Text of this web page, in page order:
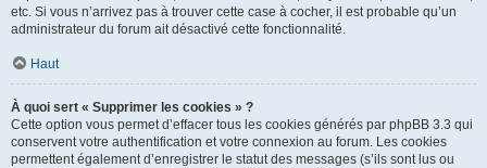
etc. Si vous n’arrivez pas à trouver cette case à cocher, il est probable qu’un
administrateur du forum ait désactivé cette fonctionnalité.
Haut
À quoi sert « Supprimer les cookies » ?
Cette option vous permet d’effacer tous les cookies générés par phpBB 3.3 qui
conservent votre authentification et votre connexion au forum. Les cookies
permettent également d’enregistrer le statut des messages (s’ils sont lus ou